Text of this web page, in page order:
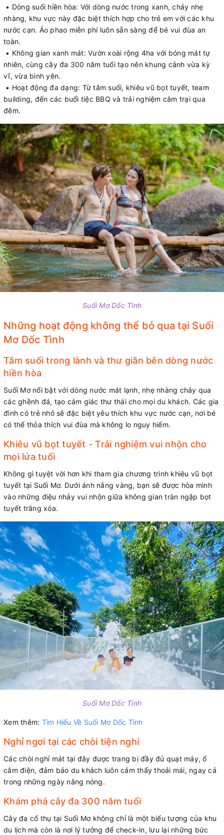
• Dòng suối hiền hòa: Với dòng nước trong xanh, chảy nhẹ
nhàng, khu vực này đặc biệt thích hợp cho trẻ em với các khu
nước cạn. Áo phao miễn phí luôn sẵn sàng để bé vui đùa an
toàn.
• Không gian xanh mát: Vườn xoài rộng 4ha với bóng mát tự
nhiên, cùng cây đa 300 năm tuổi tạo nên khung cảnh vừa kỳ
vĩ, vừa bình yên.
• Hoạt động đa dạng: Từ tắm suối, khiêu vũ bọt tuyết, team
building, đến các buổi tiệc BBQ và trải nghiệm cắm trại qua
đêm.
Suối Mơ Dốc Tình
Những hoạt động không thể bỏ qua tại Suối
Mơ Dốc Tình
Tắm suối trong lành và thư giãn bên dòng nước
hiền hòa
Suối Mơ nổi bật với dòng nước mát lạnh, nhẹ nhàng chảy qua
các ghềnh đá, tạo cảm giác thư thái cho mọi du khách. Các gia
đình có trẻ nhỏ sẽ đặc biệt yêu thích khu vực nước cạn, nơi bé
có thể thỏa thích vui đùa mà không lo nguy hiểm.
Khiêu vũ bọt tuyết - Trải nghiệm vui nhộn cho
mọi lứa tuổi
Không gì tuyệt vời hơn khi tham gia chương trình khiêu vũ bọt
tuyết tại Suối Mơ. Dưới ánh nắng vàng, bạn sẽ được hòa mình
vào những điệu nhảy vui nhộn giữa không gian tràn ngập bọt
tuyết trắng xóa.
Suối Mơ Dốc Tình
Xem thêm: Tìm Hiểu Về Suối Mơ Dốc Tình
Nghỉ ngơi tại các chòi tiện nghi
Các chòi nghỉ mát tại đây được trang bị đầy đủ quạt máy, ổ
cắm điện, đảm bảo du khách luôn cảm thấy thoải mái, ngay cả
trong những ngày nắng nóng.
Khám phá cây đa 300 năm tuổi
Cây đa cổ thụ tại Suối Mơ không chỉ là một biểu tượng của khu
du lịch mà còn là nơi lý tưởng để check-in, lưu lại những bức